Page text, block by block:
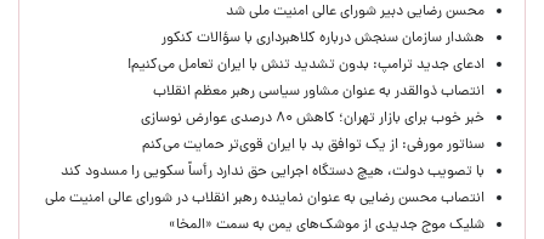
محسن رضایی دبیر شورای عالی امنیت ملی شد
هشدار سازمان سنجش درباره کلاهبرداری با سؤالات کنکور
ادعای جدید ترامپ: بدون تشدید تنش با ایران تعامل می‌کنیم!
انتصاب ذوالقدر به عنوان مشاور سیاسی رهبر معظم انقلاب
خبر خوب برای بازار تهران؛ کاهش ۸۰ درصدی عوارض نوسازی
سناتور مورفی: از یک توافق بد با ایران قوی‌تر حمایت می‌کنم
با تصویب دولت، هیچ دستگاه اجرایی حق ندارد رأساً سکویی را مسدود کند
انتصاب محسن رضایی به عنوان نماینده رهبر انقلاب در شورای عالی امنیت ملی
شلیک موج جدیدی از موشک‌های یمن به سمت «المخا»